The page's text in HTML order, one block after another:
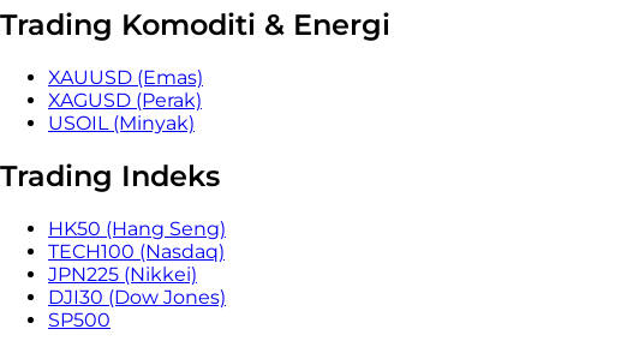
Trading Komoditi & Energi
XAUUSD (Emas)
XAGUSD (Perak)
USOIL (Minyak)
Trading Indeks
HK50 (Hang Seng)
TECH100 (Nasdaq)
JPN225 (Nikkei)
DJI30 (Dow Jones)
SP500